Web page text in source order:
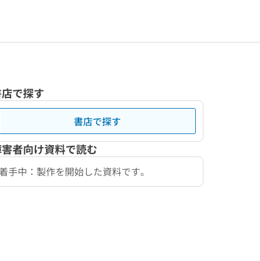
で探す
書店で探す
者向け資料で読む
手中：製作を開始した資料です。